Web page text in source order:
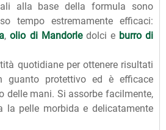
alla base della formula sono
tempo estremamente efficaci:
,olio di Mandorledolci e burro di
quotidiane per ottenere risultati
guanto protettivo ed è efficace
delle mani. Si assorbe facilmente,
la pelle morbida e delicatamente